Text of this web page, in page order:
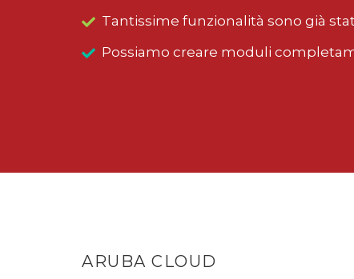
Tantissime funzionalità sono già
Possiamo creare moduli
ARUBA CLOUD